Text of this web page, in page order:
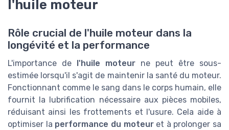
l'huile moteur
Rôle crucial de l'huile moteur dans la
longévité et la performance
L'importance de l'huile moteur ne peut être sous-
estimée lorsqu'il s'agit de maintenir la santé du moteur.
Fonctionnant comme le sang dans le corps humain, elle
fournit la lubrification nécessaire aux pièces mobiles,
réduisant ainsi les frottements et l'usure. Cela aide à
optimiser la performance du moteuret à prolonger sa